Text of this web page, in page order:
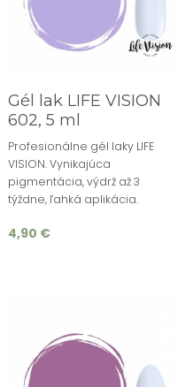
Gél lak LIFE VISION
602, 5 ml
Profesionálne gél laky LIFE
VISION. Vynikajúca
pigmentácia, výdrž až 3
týždne, ľahká aplikácia.
4,90 €